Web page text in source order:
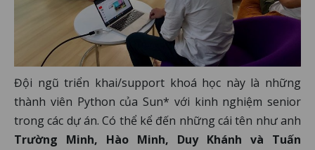
Đội ngũ triển khai/support khoá học này là những
thành viên Python của Sun* với kinh nghiệm senior
trong các dự án. Có thể kể đến những cái tên như anh
Trường Minh, Hào Minh, Duy Khánh và Tuấn